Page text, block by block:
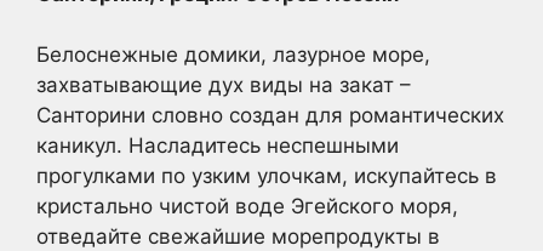
Белоснежные домики, лазурное море,
захватывающие дух виды на закат –
Санторини словно создан для романтических
каникул. Насладитесь неспешными
прогулками по узким улочкам, искупайтесь в
кристально чистой воде Эгейского моря,
отведайте свежайшие морепродукты в